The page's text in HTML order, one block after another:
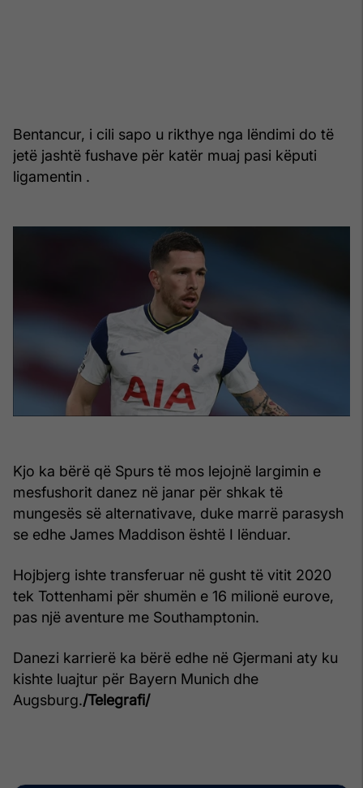
Bentancur, i cili sapo u rikthye nga lëndimi do të
jetë jashtë fushave për katër muaj pasi këputi
ligamentin .
Kjo ka bërë që Spurs të mos lejojnë largimin e
mesfushorit danez në janar për shkak të
mungesës së alternativave, duke marrë parasysh
se edhe James Maddison është I lënduar.
Hojbjerg ishte transferuar në gusht të vitit 2020
tek Tottenhami për shumën e 16 milionë eurove,
pas një aventure me Southamptonin.
Danezi karrierë ka bërë edhe në Gjermani aty ku
kishte luajtur për Bayern Munich dhe
Augsburg./Telegrafi/